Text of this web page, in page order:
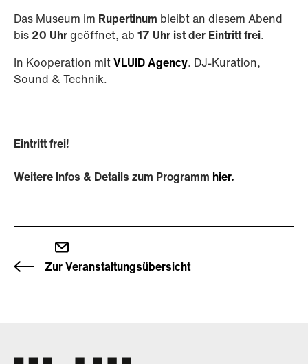
Das Museum im Rupertinum bleibt an diesem Abend
bis 20 Uhrgeöffnet, ab 17 Uhr ist der Eintritt frei.
In Kooperation mitVLUID Agency. DJ-Kuration,
Sound & Technik.
Eintritt frei!
Weitere Infos & Details zum Programm hier.
Zur Veranstaltungsübersicht